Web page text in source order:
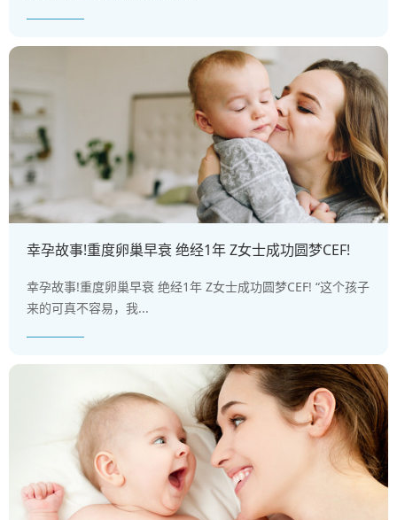
幸孕故事!重度卵巢早衰 绝经1年 Z女士成功圆梦CEF!
幸孕故事!重度卵巢早衰 绝经1年 Z女士成功圆梦CEF! “这个孩子
来的可真不容易，我...